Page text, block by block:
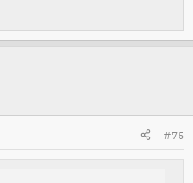
#75